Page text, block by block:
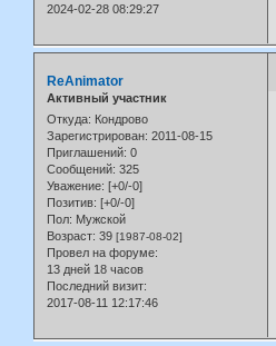
2024-02-28 08:29:27
ReAnimator
Активный участник
Откуда: Кондрово
Зарегистрирован: 2011-08-15
Приглашений: 0
Сообщений: 325
Уважение: [+0/-0]
Позитив: [+0/-0]
Пол: Мужской
Возраст: 39 [1987-08-02]
Провел на форуме:
13 дней 18 часов
Последний визит:
2017-08-11 12:17:46